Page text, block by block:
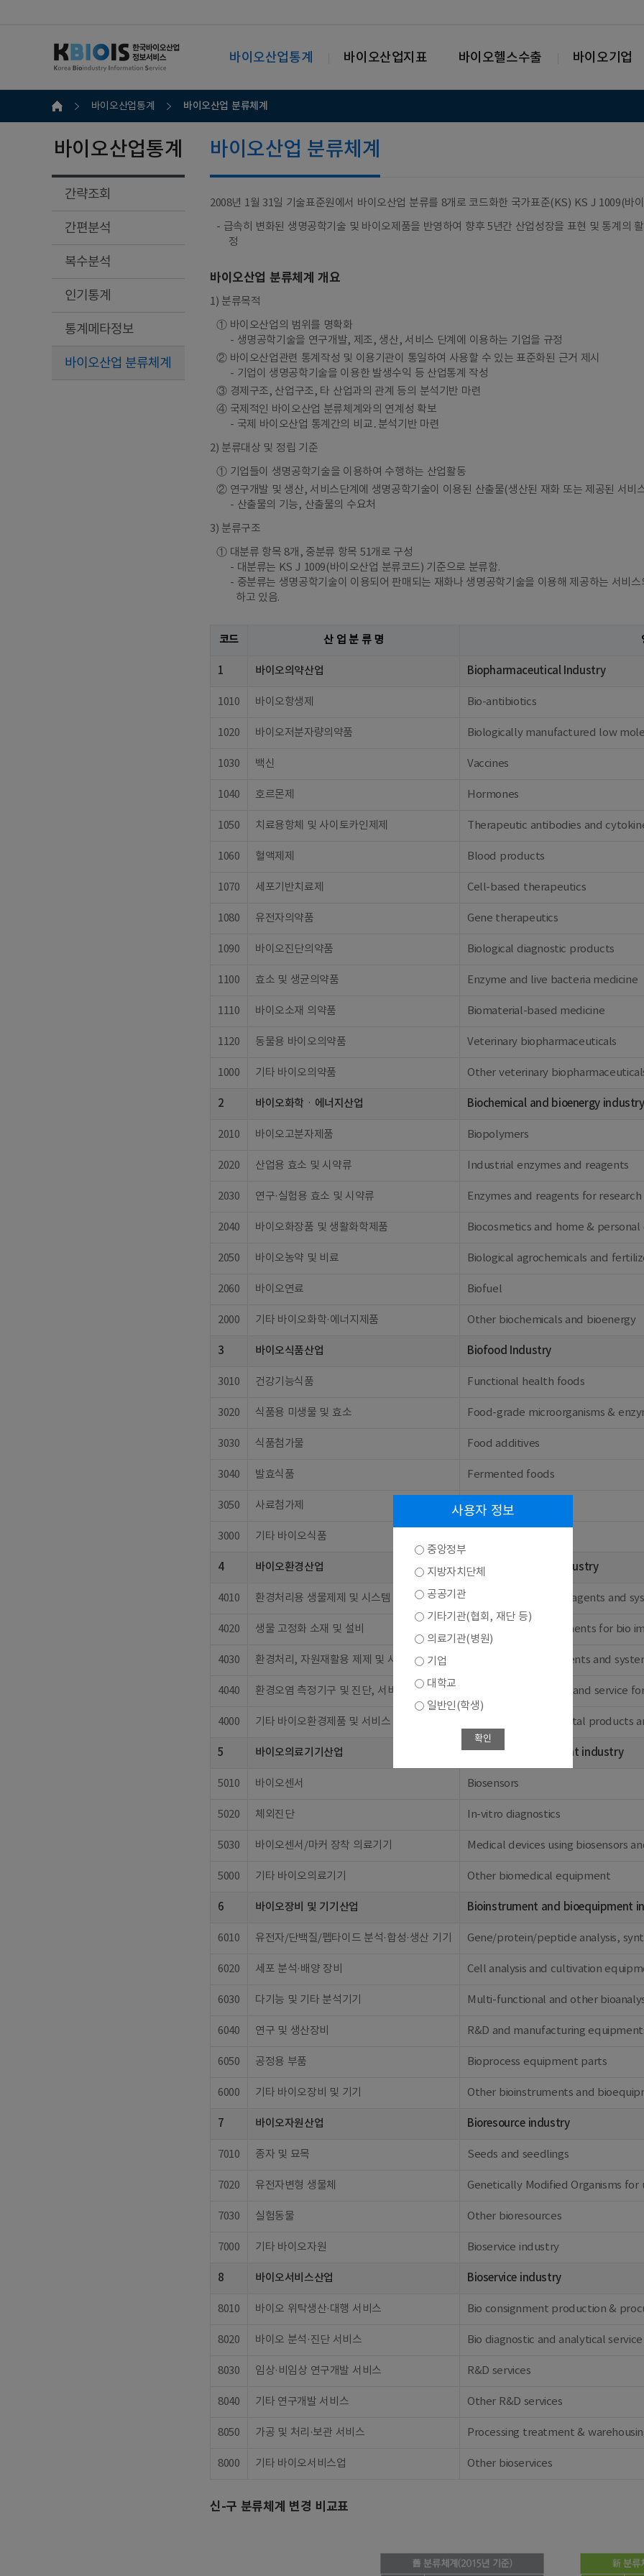
바이오산업통계 바이오산업지표 바이오헬스수출 바이오기업
바이오산업통계 바이오산업 분류체계
바이오산업통계
간략조회
간편분석
복수분석
인기통계
통계메타정보
바이오산업 분류체계
바이오산업 분류체계
2008년 1월 31일 기술표준원에서 바이오산업 분류를 8개로 코드화한 국가표준(KS) KS J 1009(
- 급속히 변화된 생명공학기술 및 바이오제품을 반영하여 향후 5년간 산업성장을 표현 및 통계의
정
바이오산업 분류체계 개요
1) 분류목적
① 바이오산업의 범위를 명확화
생명공학기술을 연구개발, 제조, 생산, 서비스 단계에 이용하는 기업을 규정
② 바이오산업관련 통계작성 및 이용기관이 통일하여 사용할 수 있는 표준화된 근거 제시
기업이 생명공학기술을 이용한 발생수익 등 산업통계 작성
③ 경제구조, 산업구조, 타 산업과의 관계 등의 분석기반 마련
④ 국제적인 바이오산업 분류체계와의 연계성 확보
국제 바이오산업 통계간의 비교․분석기반 마련
2) 분류대상 및 정립 기준
① 기업들이 생명공학기술을 이용하여 수행하는 산업활동
② 연구개발 및 생산, 서비스단계에 생명공학기술이 이용된 산출물(생산된 재화 또는 제공된 서비
산출물의 기능, 산출물의 수요처
3) 분류구조
① 대분류 항목 8개, 중분류 항목 51개로 구성
대분류는 KS J 1009(바이오산업 분류코드) 기준으로 분류함.
중분류는 생명공학기술이 이용되어 판매되는 재화나 생명공학기술을 이용해 제공하는 서비
하고 있음.
코드 산 업 분 류 명
1 바이오의약산업 Biopharmaceutical Industry
1010 바이오항생제 Bio-antibiotics
1020 바이오저분자량의약품 Biologically manufactured low
1030 백신 Vaccines
1040 호르몬제 Hormones
1050 치료용항체 및 사이토카인제제 Therapeutic antibodies and
1060 혈액제제 Blood products
1070 세포기반치료제 Cell-based therapeutics
1080 유전자의약품 Gene therapeutics
1090 바이오진단의약품 Biological diagnostic products
1100 효소 및 생균의약품 Enzyme and live bacteria medicine
1110 바이오소재 의약품 Biomaterial-based medicine
1120 동물용 바이오의약품 Veterinary biopharmaceuticals
1000 기타 바이오의약품 Other veterinary
2 바이오화학ㆍ에너지산업 Biochemical and bioenergy industry
2010 바이오고분자제품 Biopolymers
2020 산업용 효소 및 시약류 Industrial enzymes and reagents
2030 연구·실험용 효소 및 시약류 Enzymes and reagents for research
2040 바이오화장품 및 생활화학제품 Biocosmetics and home & personal
2050 바이오농약 및 비료 Biological agrochemicals and
2060 바이오연료 Biofuel
2000 기타 바이오화학·에너지제품 Other biochemicals and bioenergy
3 바이오식품산업 Biofood Industry
3010 건강기능식품 Functional health foods
3020 식품용 미생물 및 효소 Food-grade microorganisms &
3030 식품첨가물 Food additives
3040 발효식품 Fermented foods
3050 사료첨가제 Feed additives
3000 기타 바이오식품
4 바이오환경산업 Bioenvironmental Industry
4010 환경처리용 생물제제 및 시스템 Biological treatment agents and
4020 생물 고정화 소재 및 설비 Materials and equipments for bio
4030 환경처리, 자원재활용 제제 및 시스템 Bioenvironmental agents and
4040 환경오염 측정기구 및 진단, 서비스 Measuring apparatus and service
4000 기타 바이오환경제품 및 서비스 Other bioenvironmental products
5 바이오의료기기산업 Biomedical equipment industry
5010 바이오센서 Biosensors
5020 체외진단 In-vitro diagnostics
5030 바이오센서/마커 장착 의료기기 Medical devices using biosensors
5000 기타 바이오의료기기 Other biomedical equipment
6 바이오장비 및 기기산업 Bioinstrument and bioequipment
6010 유전자/단백질/펩타이드 분석·합성·생산 기기 Gene/protein/peptide analysis,
6020 세포 분석·배양 장비 Cell analysis and cultivation
6030 다기능 및 기타 분석기기 Multi-functional and other
6040 연구 및 생산장비 R&D and manufacturing
6050 공정용 부품 Bioprocess equipment parts
6000 기타 바이오장비 및 기기 Other bioinstruments and
7 바이오자원산업 Bioresource industry
7010 종자 및 묘목 Seeds and seedlings
7020 유전자변형 생물체 Genetically Modified Organisms
7030 실험동물 Other bioresources
7000 기타 바이오자원 Bioservice industry
8 바이오서비스산업 Bioservice industry
8010 바이오 위탁생산·대행 서비스 Bio consignment production &
8020 바이오 분석·진단 서비스 Bio diagnostic and analytical service
8030 임상·비임상 연구개발 서비스 R&D services
8040 기타 연구개발 서비스 Other R&D services
8050 가공 및 처리·보관 서비스 Processing treatment &
8000 기타 바이오서비스업 Other bioservices
신-구 분류체계 변경 비교표
사용자 정보
중앙정부
지방자치단체
공공기관
기타기관(협회, 재단 등)
의료기관(병원)
기업
대학교
일반인(학생)
확인